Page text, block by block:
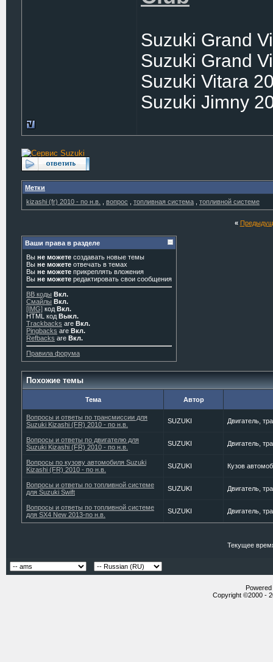
Suzuki Grand
Suzuki Grand
Suzuki Vitara
Suzuki Jimny
Метки
kizashi (fr) 2010 - по н.в.
вопрос топливная система топливной системе
«
Ваши права в разделе
Вы не можете создавать новые темы
Вы не можете отвечать в темах
Вы не можете прикреплять вложения
Вы не можете редактировать свои сообщения
BB коды Вкл.
Смайлы Вкл.
[IMG] код Вкл.
HTML код Выкл.
Trackbacks are Вкл.
Pingbacks are Вкл.
Refbacks are Вкл.
Правила форума
Похожие темы
Тема Автор
Вопросы и ответы по трансмиссии для
Suzuki Kizashi (FR) 2010 - по н.в.
SUZUKI Двигатель,
Вопросы и ответы по двигателю для
Suzuki Kizashi (FR) 2010 - по н.в.
SUZUKI Двигатель,
Вопросы по кузову автомобиля Suzuki
Kizashi (FR) 2010 - по н.в.
SUZUKI Кузов
Вопросы и ответы по топливной системе
для Suzuki Swift
SUZUKI Двигатель,
Вопросы и ответы по топливной системе
для SX4 New 2013-по н.в.
SUZUKI Двигатель,
Текущее
Copyright ©2000 -